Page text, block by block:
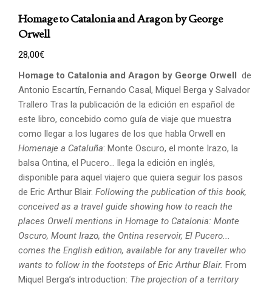
Homage to Catalonia and Aragon by George
Orwell
28,00€
Homage to Catalonia and Aragon by George Orwell de
Antonio Escartín, Fernando Casal, Miquel Berga y Salvador
Trallero Tras la publicación de la edición en español de
este libro, concebido como guía de viaje que muestra
como llegar a los lugares de los que habla Orwell en
Homenaje a Cataluña: Monte Oscuro, el monte Irazo, la
balsa Ontina, el Pucero... llega la edición en inglés,
disponible para aquel viajero que quiera seguir los pasos
de Eric Arthur Blair. Following the publication of this book,
conceived as a travel guide showing how to reach the
places Orwell mentions in Homage to Catalonia: Monte
Oscuro, Mount Irazo, the Ontina reservoir, El Pucero...
comes the English edition, available for any traveller who
wants to follow in the footsteps of Eric Arthur Blair. From
Miquel Berga’s introduction: The projection of a territory